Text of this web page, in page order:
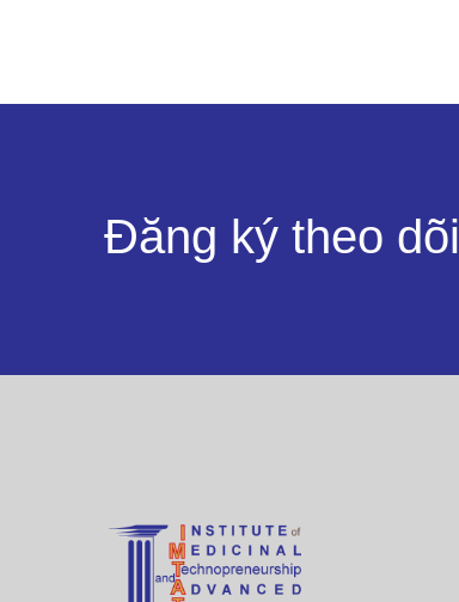
Đăng ký theo dõi